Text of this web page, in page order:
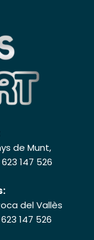
de Munt,
147 526
del Vallès
147 526